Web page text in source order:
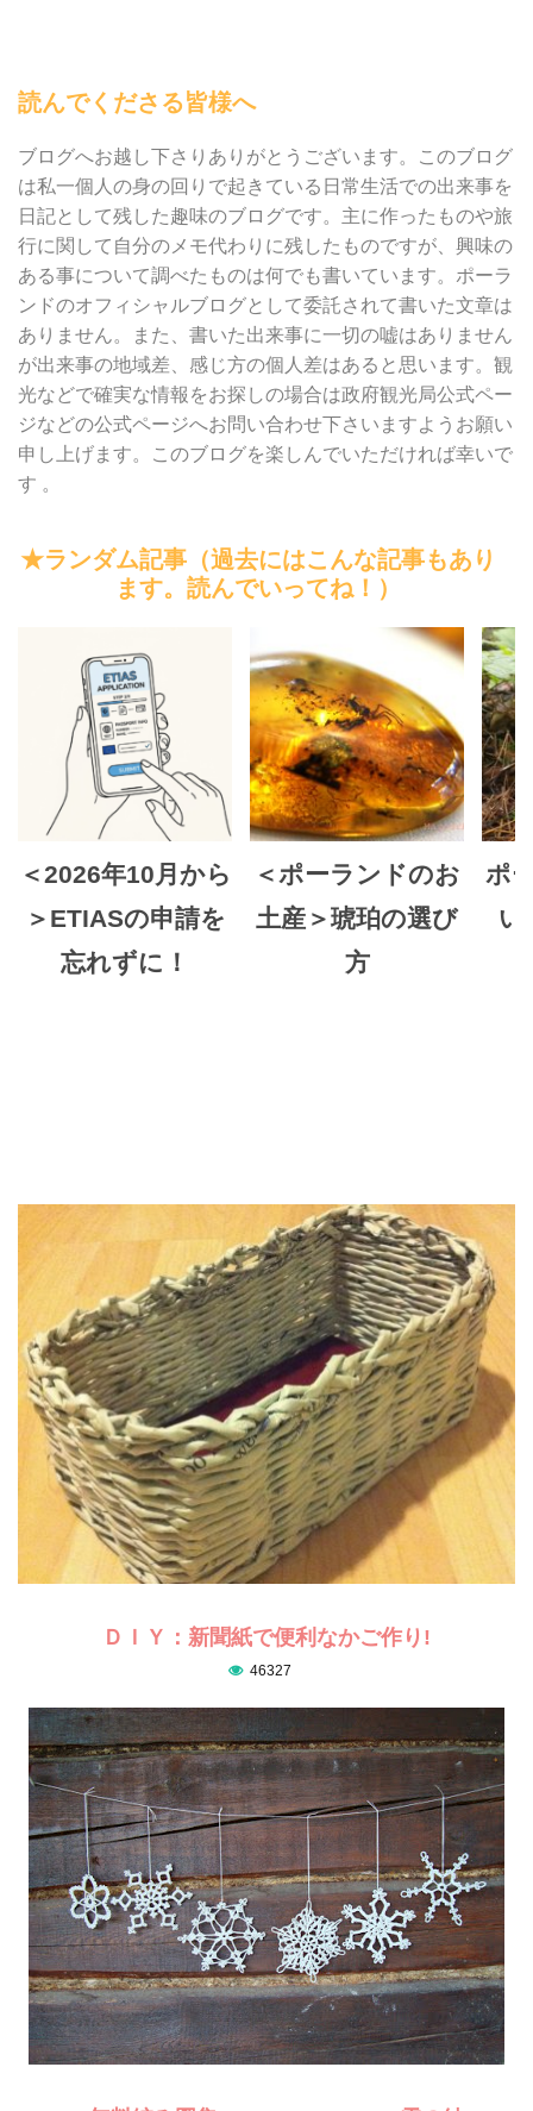
読んでくださる皆様へ
ブログへお越し下さりありがとうございます。このブログ
は私一個人の身の回りで起きている日常生活での出来事を
日記として残した趣味のブログです。主に作ったものや旅
行に関して自分のメモ代わりに残したものですが、興味の
ある事について調べたものは何でも書いています。ポーラ
ンドのオフィシャルブログとして委託されて書いた文章は
ありません。また、書いた出来事に一切の嘘はありません
が出来事の地域差、感じ方の個人差はあると思います。観
光などで確実な情報をお探しの場合は政府観光局公式ペー
ジなどの公式ページへお問い合わせ下さいますようお願い
申し上げます。このブログを楽しんでいただければ幸いで
す 。
★ランダム記事（過去にはこんな記事もあり
ます。読んでいってね！）
＜2026年10月から
＞ETIASの申請を
忘れずに！
＜ポーランドのお
土産＞琥珀の選び
方
ポ
い
ＤＩＹ：新聞紙で便利なかご作り!
46327